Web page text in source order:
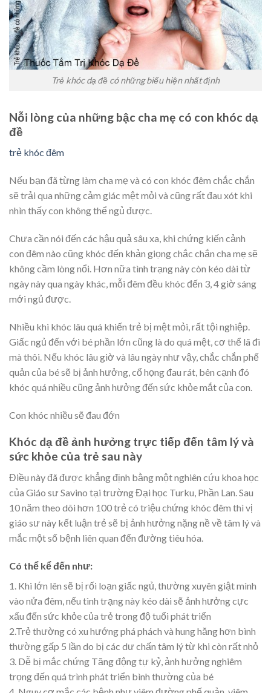
Trẻ khóc dạ đề có những biểu hiện nhất định
Nỗi lòng của những bậc cha mẹ có con khóc dạ
đề
trẻ khóc đêm
Nếu bạn đã từng làm cha mẹ và có con khóc đêm chắc chắn
sẽ trải qua những cảm giác mệt mỏi và cũng rất đau xót khi
nhìn thấy con không thể ngủ được.
Chưa cần nói đến các hậu quả sâu xa, khi chứng kiến cảnh
con đêm nào cũng khóc đến khản giọng chắc chắn cha mẹ sẽ
không cầm lòng nổi. Hơn nữa tình trạng này còn kéo dài từ
ngày này qua ngày khác, mỗi đêm đều khóc đến 3, 4 giờ sáng
mới ngủ được.
Nhiều khi khóc lâu quá khiến trẻ bị mệt mỏi, rất tội nghiệp.
Giấc ngủ đến với bé phần lớn cũng là do quá mệt, cơ thể lã đi
mà thôi. Nếu khóc lâu giờ và lâu ngày như vậy, chắc chắn phế
quản của bé sẽ bị ảnh hưởng, cổ họng đau rát, bên cạnh đó
khóc quá nhiều cũng ảnh hưởng đến sức khỏe mắt của con.
Con khóc nhiều sẽ đau đớn
Khóc dạ đề ảnh hưởng trực tiếp đến tâm lý và
sức khỏe của trẻ sau này
Điều này đã được khẳng định bằng một nghiên cứu khoa học
của Giáo sư Savino tại trường Đại học Turku, Phần Lan. Sau
10 năm theo dõi hơn 100 trẻ có triệu chứng khóc đêm thì vị
giáo sư này kết luận trẻ sẽ bị ảnh hưởng nặng nề về tâm lý và
mắc một số bệnh liên quan đến đường tiêu hóa.
Có thể kể đến như:
1. Khi lớn lên sẽ bị rối loạn giấc ngủ, thường xuyên giật mình
vào nửa đêm, nếu tình trạng này kéo dài sẽ ảnh hưởng cực
xấu đến sức khỏe của trẻ trong độ tuổi phát triển
2.Trẻ thường có xu hướng phá phách và hung hăng hơn bình
thường gấp 5 lần do bị các dư chấn tâm lý từ khi còn rất nhỏ
3. Dễ bị mắc chứng Tăng động tự kỷ, ảnh hưởng nghiêm
trọng đến quá trình phát triển bình thường của bé